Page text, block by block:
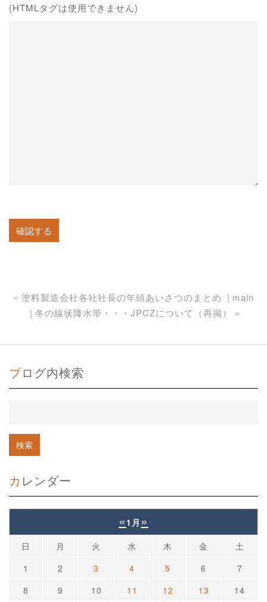
(HTMLタグは使用できません)
« 塗料製造会社各社社長の年頭あいさつのまとめ
main
冬の線状降水帯・・・JPCZについて（再掲）
»
ブログ内検索
カレンダー
« 1月 »
日 月 火 水 木 金
土
1
2 3 4 5 6
7
8
9 10 11 12 13
14